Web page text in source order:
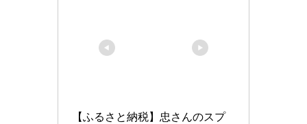
【ふるさと納税】忠さんのスプ